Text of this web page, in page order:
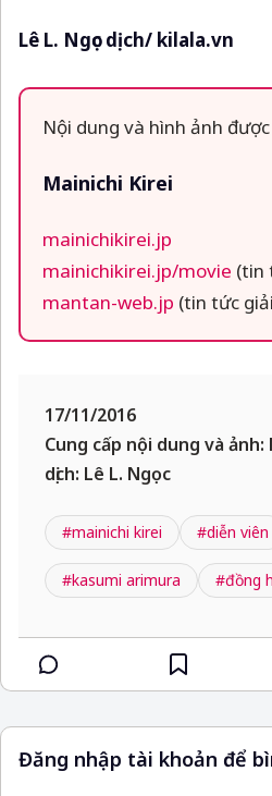
Lê L. Ngọc dịch/ kilala.vn
Nội dung và hình ảnh
Mainichi Kirei
mainichikirei.jp
mainichikirei.jp/movie (tin
mantan-web.jp (tin tức
17/11/2016
Cung cấp nội dung và
dịch: Lê L. Ngọc
#mainichi kirei #diễn viên
#kasumi arimura #đồng
Đăng nhập tài khoản để